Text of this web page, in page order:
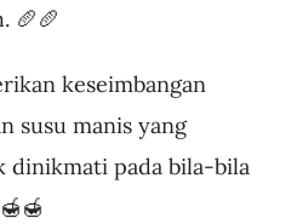
🥖🥖
keseimbangan
susu manis yang
dinikmati pada bila-bila